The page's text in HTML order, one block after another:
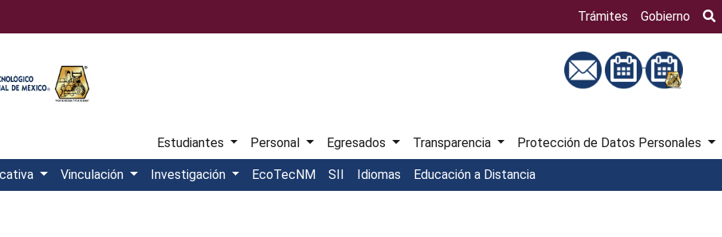
Trámites Gobierno
Estudiantes Personal Egresados Transparencia Protección de Datos Personales
Vinculación Investigación EcoTecNM SII Idiomas Educación a Distancia